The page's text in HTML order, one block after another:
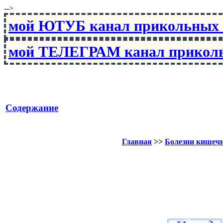
-->
мой ЮТУБ канал
мой ТЕЛЕГРАМ канал
Содержание
Главная >> Болезни